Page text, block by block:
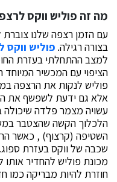
מה זה פוליש ווקס
עם הזמן רצפה שלנו
בצורה רגילה. פוליש ווקס
למצב ההתחלתי בעזרת
הציפוי עם המכשיר
פוליש לנקות את הרצפה
אלא גם ידעת לשפשף את
עשויה מצמר פלדה
הלכלוך הקשה שהצטבר
השטיפה (קרצוף) , כאשר
שכבה של ווקס בעזרת
מכונת פוליש להחדיר
חוזרת להיות מבריקה כמו